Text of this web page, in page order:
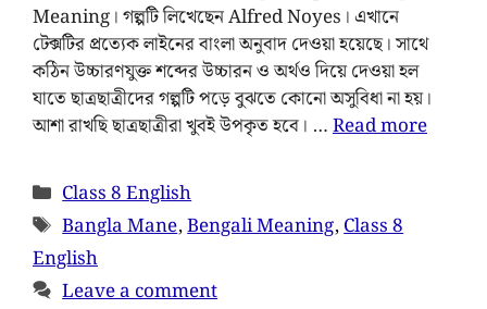
Meaning। গল্পটি লিখেছেন Alfred Noyes। এখানে
টেক্সটির প্রত্যেক লাইনের বাংলা অনুবাদ দেওয়া হয়েছে। সাথে
কঠিন উচ্চারণযুক্ত শব্দের উচ্চারন ও অর্থও দিয়ে দেওয়া হল
যাতে ছাত্রছাত্রীদের গল্পটি পড়ে বুঝতে কোনো অসুবিধা না হয়।
আশা রাখছি ছাত্রছাত্রীরা খুবই উপকৃত হবে। …Read more
Class 8 English
Bangla Mane,Bengali Meaning,Class 8
English
Leave a comment